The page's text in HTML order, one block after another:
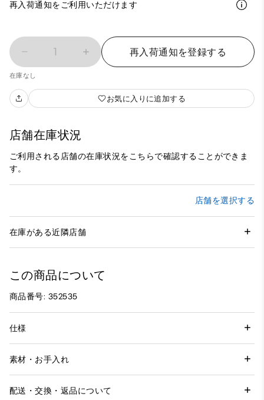
再入荷通知をご利用いただけます
1 再入荷通知を登録する
在庫なし
お気に入りに追加する
店舗在庫状況
ご利用される店舗の在庫状況をこちらで確認することができま
す。
店舗を選択する
在庫がある近隣店舗
この商品について
商品番号: 352535
仕様
素材・お手入れ
配送・交換・返品について